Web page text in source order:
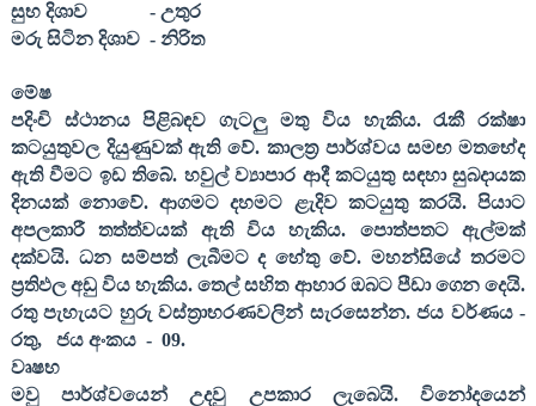
සුභ දිශාව
- උතුර
මරු සිටින දිශාව - නිරිත
මේෂ
පදිංචි ස්ථානය පිළිබඳව ගැටලු මතු විය හැකිය. රැකී රක්ෂා
කටයුතුවල දියුණුවක් ඇති වේ. කාලත්‍ර පාර්ශ්වය සමඟ මතභේද
ඇති වීමට ඉඩ තිබේ. හවුල් ව්‍යාපාර ආදී කටයුතු සඳහා සුබදායක
දිනයක් නොවේ. ආගමට දහමට ළැදිව කටයුතු කරයි. පියාට
අපලකාරී තත්ත්වයක් ඇති විය හැකිය. පොත්පතට ඇල්මක්
දක්වයි. ධන සම්පත් ලැබීමට ද හේතු වේ. මහන්සියේ තරමට
ප්‍රතිඵල අඩු විය හැකිය. තෙල් සහිත ආහාර ඔබට පීඩා ගෙන දෙයි.
රතු පැහැයට හුරු වස්ත්‍රාභරණවලින් සැරසෙන්න. ජය වර්ණය -
රතු, ජය අංකය - 09.
වෘෂභ
මවු පාර්ශ්වයෙන් උදවු උපකාර ලැබෙයි. විනෝදයෙන්